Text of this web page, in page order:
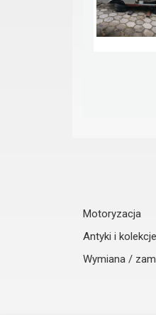
Motoryzacja
Antyki i kolekcje
Wymiana /